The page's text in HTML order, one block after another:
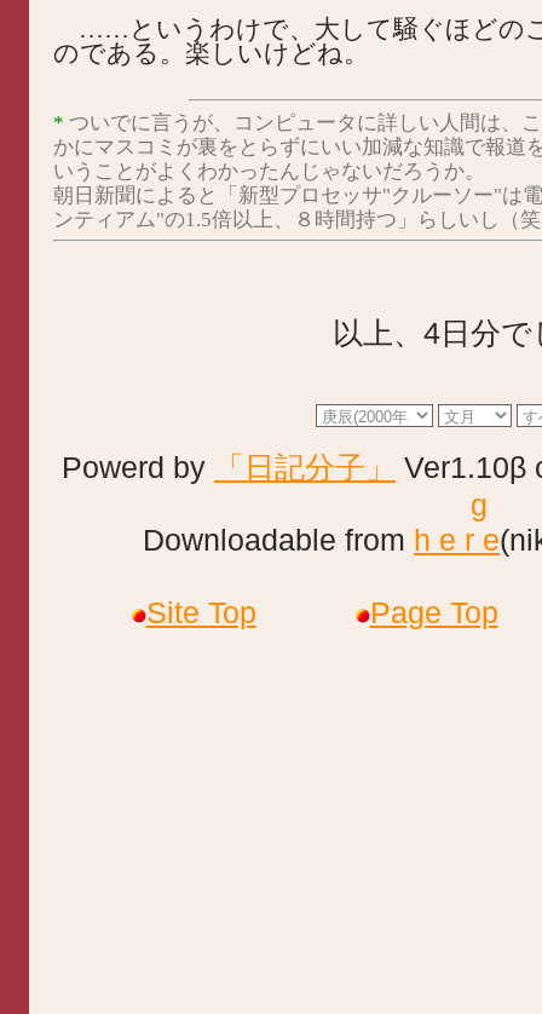
……というわけで、大して騒ぐほどの
のである。楽しいけどね。
* ついでに言うが、コンピュータに詳しい人間は、
かにマスコミが裏をとらずにいい加減な知識で報道
いうことがよくわかったんじゃないだろうか。
朝日新聞によると「新型プロセッサ"クルーソー"は
ンティアム"の1.5倍以上、８時間持つ」らしいし（
以上、4日分
Powerd by 「日記分子」
Ver1.10β
g
Downloadable from h e r e
Site Top Page Top